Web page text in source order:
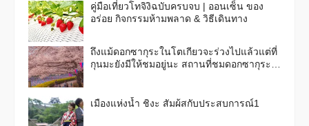
คู่มือเที่ยวโทจิงิฉบับครบจบ | ออนเซ็น ของ
อร่อย กิจกรรมห้ามพลาด & วิธีเดินทาง
ถึงแม้ดอกซากุระในโตเกียวจะร่วงไปแล้วแต่ที่
กุนมะยังมีให้ชมอยู่นะ สถานที่ชมดอกซากุระ
เมืองแห่งน้ำ ชิงะ สัมผ้สกับประสบการณ์1